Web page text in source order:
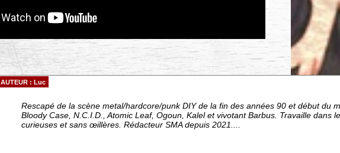
AUTEUR : Luc
Rescapé de la scène metal/hardcore/punk DIY de la fin des années 90 et début du
Bloody Case, N.C.I.D., Atomic Leaf, Ogoun, Kalel et vivotant Barbus. Travaille dans
curieuses et sans œillères. Rédacteur SMA depuis 2021....